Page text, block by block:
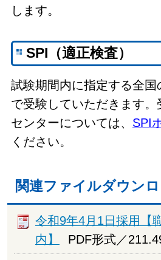
します。
SPI（適正検査）
試験期間内に指定する全国
で受験していただきます。
センターについては、 SPI
ください。
関連ファイルダウン
令和9年4月1日採用【
内】
PDF形式／